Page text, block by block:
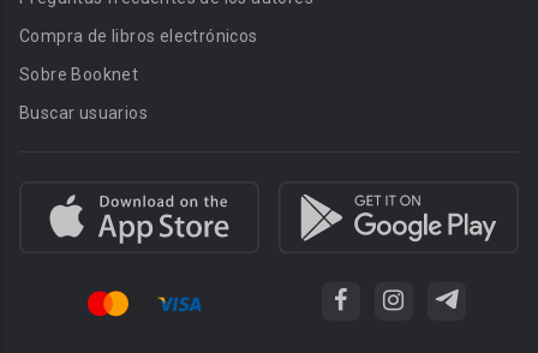
Compra de libros electrónicos
Sobre Booknet
Buscar usuarios